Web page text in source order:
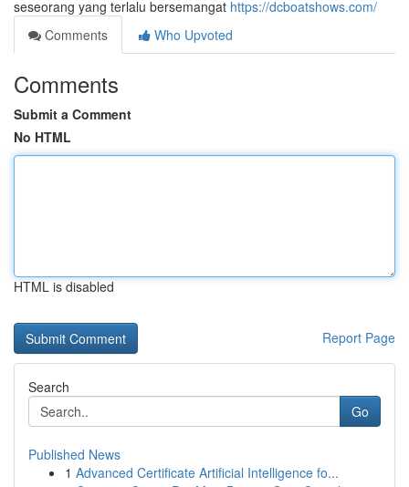
seseorang yang terlalu bersemangat https://dcboatshows.com/
Comments
Who Upvoted
Comments
Submit a Comment
No HTML
HTML is disabled
Report Page
Search
Go
Published News
1 Advanced Certificate Artificial Intelligence fo...